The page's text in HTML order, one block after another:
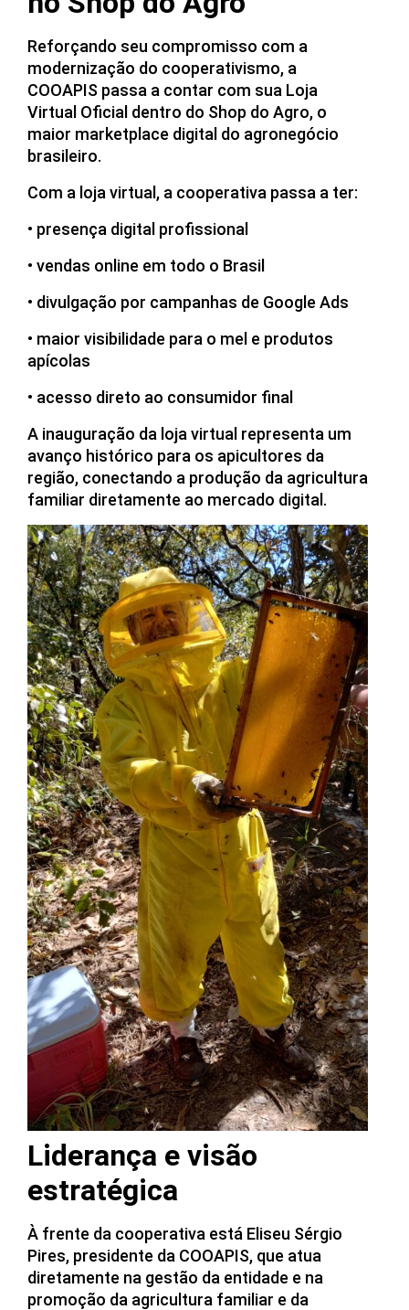
Reforçando seu compromisso com a
modernização do cooperativismo, a
COOAPIS passa a contar com sua Loja
Virtual Oficial dentro do Shop do Agro, o
maior marketplace digital do agronegócio
brasileiro.
Com a loja virtual, a cooperativa passa a ter:
• presença digital profissional
• vendas online em todo o Brasil
• divulgação por campanhas de Google Ads
• maior visibilidade para o mel e produtos
apícolas
• acesso direto ao consumidor final
A inauguração da loja virtual representa um
avanço histórico para os apicultores da
região, conectando a produção da agricultura
familiar diretamente ao mercado digital.
Liderança e visão
estratégica
À frente da cooperativa está Eliseu Sérgio
Pires, presidente da COOAPIS, que atua
diretamente na gestão da entidade e na
promoção da agricultura familiar e da